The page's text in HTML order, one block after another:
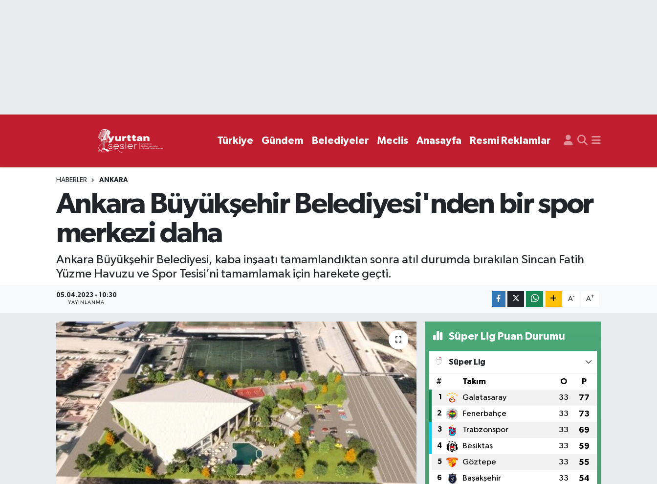
Türkiye Gündem Belediyeler Meclis Anasayfa Resmi Reklamlar
HABERLER ANKARA
Ankara Büyükşehir Belediyesi'nden bir spor
merkezi daha
Ankara Büyükşehir Belediyesi, kaba inşaatı tamamlandıktan sonra atıl durumda bırakılan Sincan Fatih
Yüzme Havuzu ve Spor Tesisi’ni tamamlamak için harekete geçti.
05.04.2023 - 10:30
YAYINLANMA
A- A+
Süper Lig Puan Durumu
Süper Lig
# Takım O P
1 Galatasaray 33 77
2 Fenerbahçe 33 73
3 Trabzonspor 33 69
4 Beşiktaş 33 59
5 Göztepe 33 55
6 Başakşehir 33 54
Süper Lig Puan Durumu ve Fikstür
Haber Arşivi